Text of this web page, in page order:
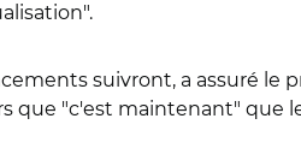
suivront, a assuré le
que "c'est maintenant" que